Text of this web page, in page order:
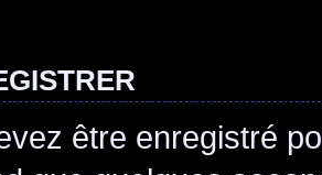
être enregistré